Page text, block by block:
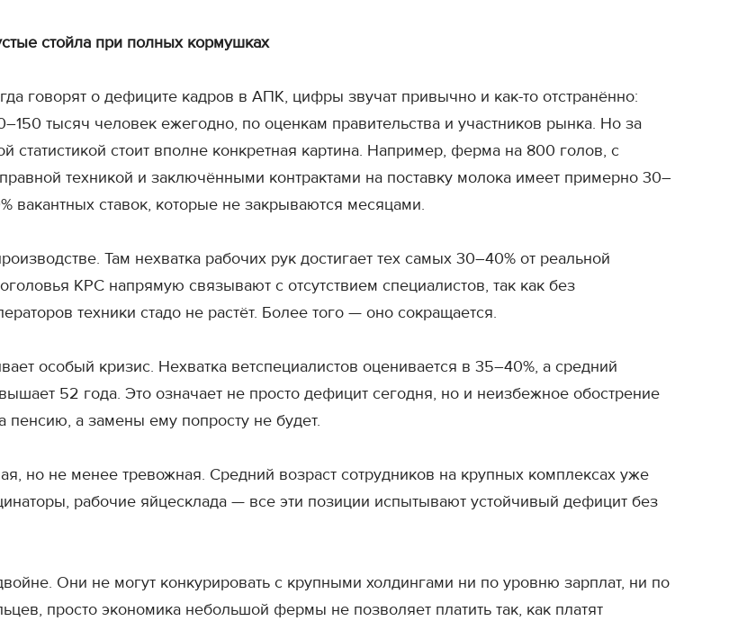
стойла при полных кормушках
говорят о дефиците кадров в АПК, цифры звучат привычно и как-то отстранённо:
тысяч человек ежегодно, по оценкам правительства и участников рынка. Но за
статистикой стоит вполне конкретная картина. Например, ферма на 800 голов, с
техникой и заключёнными контрактами на поставку молока имеет примерно 30–
вакантных ставок, которые не закрываются месяцами.
Там нехватка рабочих рук достигает тех самых 30–40% от реальной
КРС напрямую связывают с отсутствием специалистов, так как без
техники стадо не растёт. Более того — оно сокращается.
особый кризис. Нехватка ветспециалистов оценивается в 35–40%, а средний
52 года. Это означает не просто дефицит сегодня, но и неизбежное обострение
пенсию, а замены ему попросту не будет.
но не менее тревожная. Средний возраст сотрудников на крупных комплексах уже
рабочие яйцесклада — все эти позиции испытывают устойчивый дефицит без
Они не могут конкурировать с крупными холдингами ни по уровню зарплат, ни по
просто экономика небольшой фермы не позволяет платить так, как платят